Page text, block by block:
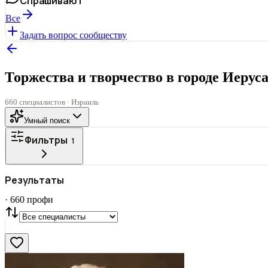
Все
Задать вопрос сообществу
Торжества и творчество в городе
660 специалистов · Израиль
Умный поиск
Фильтры 1
СТАТУС
Нашли 660
Сбросить
Результаты
· 660 профи